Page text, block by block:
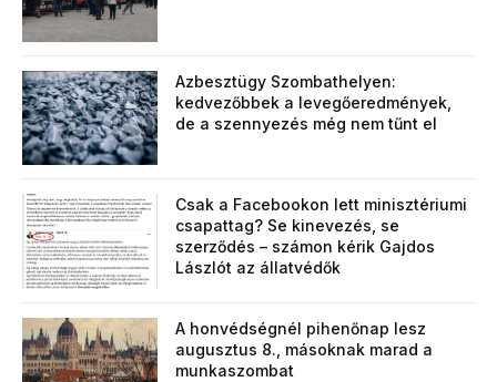
Azbesztügy Szombathelyen:
kedvezőbbek a levegőeredmények,
de a szennyezés még nem tűnt el
Csak a Facebookon lett minisztériumi
csapattag? Se kinevezés, se
szerződés – számon kérik Gajdos
Lászlót az állatvédők
A honvédségnél pihenőnap lesz
augusztus 8., másoknak marad a
munkaszombat